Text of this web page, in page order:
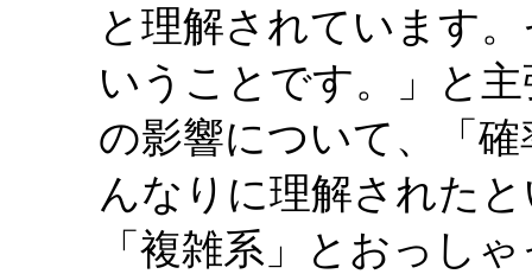
と理解されています
いうことです。」と
の影響について、「
んなりに理解された
「複雑系」とおっし